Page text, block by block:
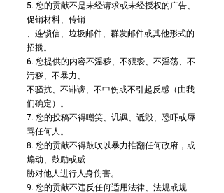
5. 您的贡献不是未经请求或未经授权的广告、
促销材料、传销
、连锁信、垃圾邮件、群发邮件或其他形式的
招揽。
6. 您提供的内容不淫秽、不猥亵、不淫荡、不
污秽、不暴力、
不骚扰、不诽谤、不中伤或不引起反感（由我
们确定）。
7. 您的投稿不得嘲笑、讥讽、诋毁、恐吓或辱
骂任何人。
8. 您的贡献不得鼓吹以暴力推翻任何政府，或
煽动、鼓励或威
胁对他人进行人身伤害。
9. 您的贡献不违反任何适用法律、法规或规